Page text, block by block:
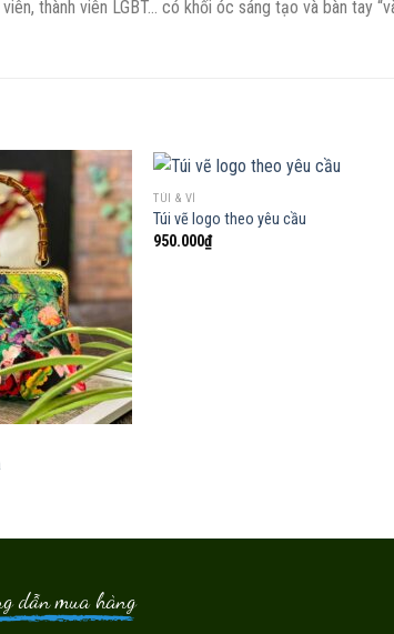
thành viên LGBT… có khối óc sáng tạo và bàn tay
Add to
wishlist
TÚI & VÍ
Túi vẽ logo theo yêu cầu
950.000₫
dẫn mua hàng